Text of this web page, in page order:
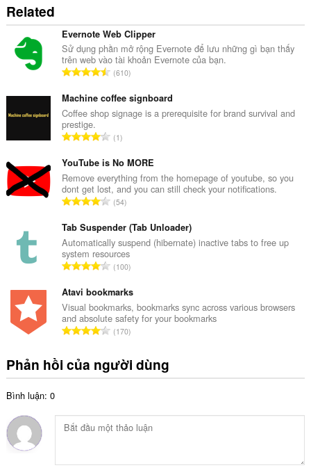
Related
Evernote Web Clipper
Sử dụng phần mở rộng Evernote để lưu những gì bạn thấy
trên web vào tài khoản Evernote của bạn.
T
n
g
ố
ế
p
h
ạ
n
g
:
610
Machine coffee signboard
Coffee shop signage is a prerequisite for brand survival and
prestige.
T
n
g
s
ố
ế
p
h
ạ
n
g
:
1
YouTube is No MORE
Remove everything from the homepage of youtube, so you
dont get lost, and you can still check your notifications.
T
n
g
s
ố
ế
p
h
ạ
g
:
54
Tab Suspender (Tab Unloader)
Automatically suspend (hibernate) inactive tabs to free up
system resources
T
n
g
s
ố
ế
p
n
g
100
Atavi bookmarks
Visual bookmarks, bookmarks sync across various browsers
and absolute safety for your bookmarks
T
g
x
ế
170
Phản hồi của người dùng
Bình luận: 0